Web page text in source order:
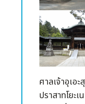
ศาลเจ้าอุเอ
ปราสาทโยะเ